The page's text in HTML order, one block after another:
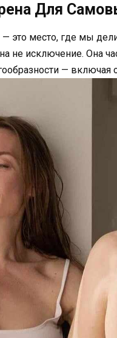
Для
это место, где мы
не исключение. Она
— включая